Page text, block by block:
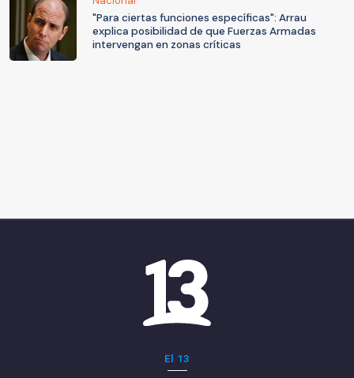
"Para ciertas funciones específicas": Arrau
explica posibilidad de que Fuerzas Armadas
intervengan en zonas críticas
El 13